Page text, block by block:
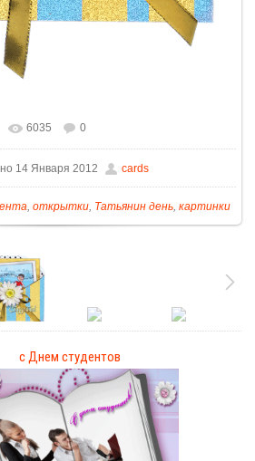
6035 0
14 Января 2012 cards
открытки, Татьянин день, картинки
с Днем студентов